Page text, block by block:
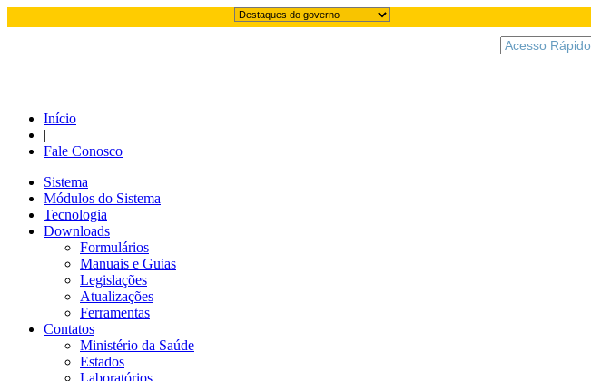
Início
|
Fale Conosco
Sistema
Módulos do Sistema
Tecnologia
Downloads
Formulários
Manuais e Guias
Legislações
Atualizações
Ferramentas
Contatos
Ministério da Saúde
Estados
Laboratórios